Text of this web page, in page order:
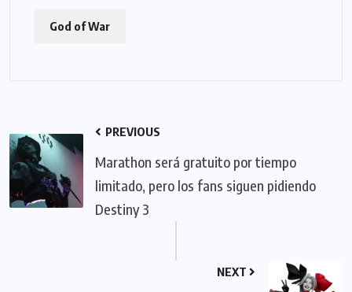
God of War
PREVIOUS
Marathon será gratuito por tiempo
limitado, pero los fans siguen pidiendo
Destiny 3
NEXT